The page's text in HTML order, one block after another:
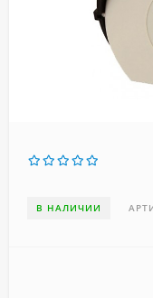
В НАЛИЧИИ